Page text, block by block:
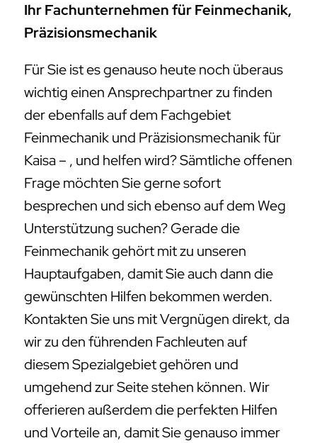
Ihr Fachunternehmen für Feinmechanik,
Präzisionsmechanik
Für Sie ist es genauso heute noch überaus
wichtig einen Ansprechpartner zu finden
der ebenfalls auf dem Fachgebiet
Feinmechanik und Präzisionsmechanik für
Kaisa – , und helfen wird? Sämtliche offenen
Frage möchten Sie gerne sofort
besprechen und sich ebenso auf dem Weg
Unterstützung suchen? Gerade die
Feinmechanik gehört mit zu unseren
Hauptaufgaben, damit Sie auch dann die
gewünschten Hilfen bekommen werden.
Kontakten Sie uns mit Vergnügen direkt, da
wir zu den führenden Fachleuten auf
diesem Spezialgebiet gehören und
umgehend zur Seite stehen können. Wir
offerieren außerdem die perfekten Hilfen
und Vorteile an, damit Sie genauso immer